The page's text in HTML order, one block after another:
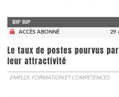
BIP BIP
ACCÈS ABONNÉ
29
Le taux de postes pourvus
leur attractivité
EMPLOI, FORMATION ET COMPÉTENCES